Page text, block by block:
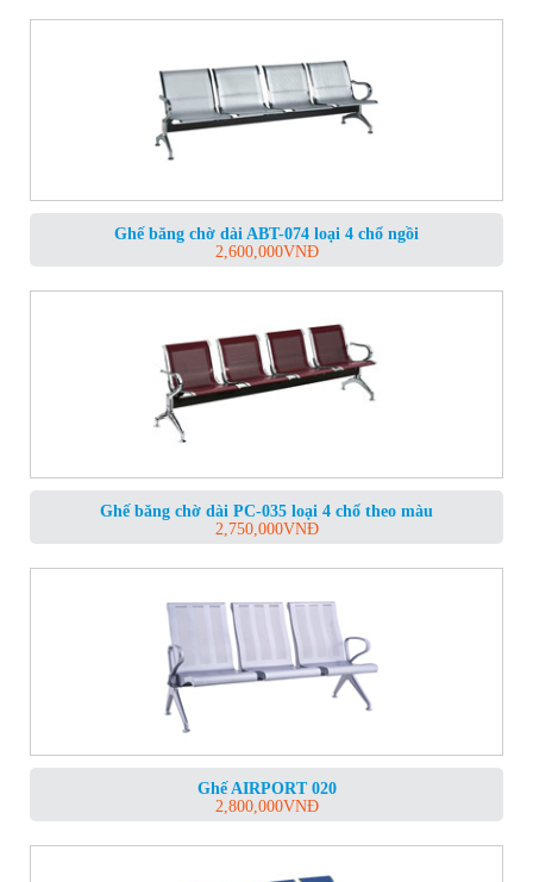
Ghế băng chờ dài ABT-074 loại 4 chổ ngồi
2,600,000VNĐ
Ghế băng chờ dài PC-035 loại 4 chổ theo màu
2,750,000VNĐ
Ghế AIRPORT 020
2,800,000VNĐ